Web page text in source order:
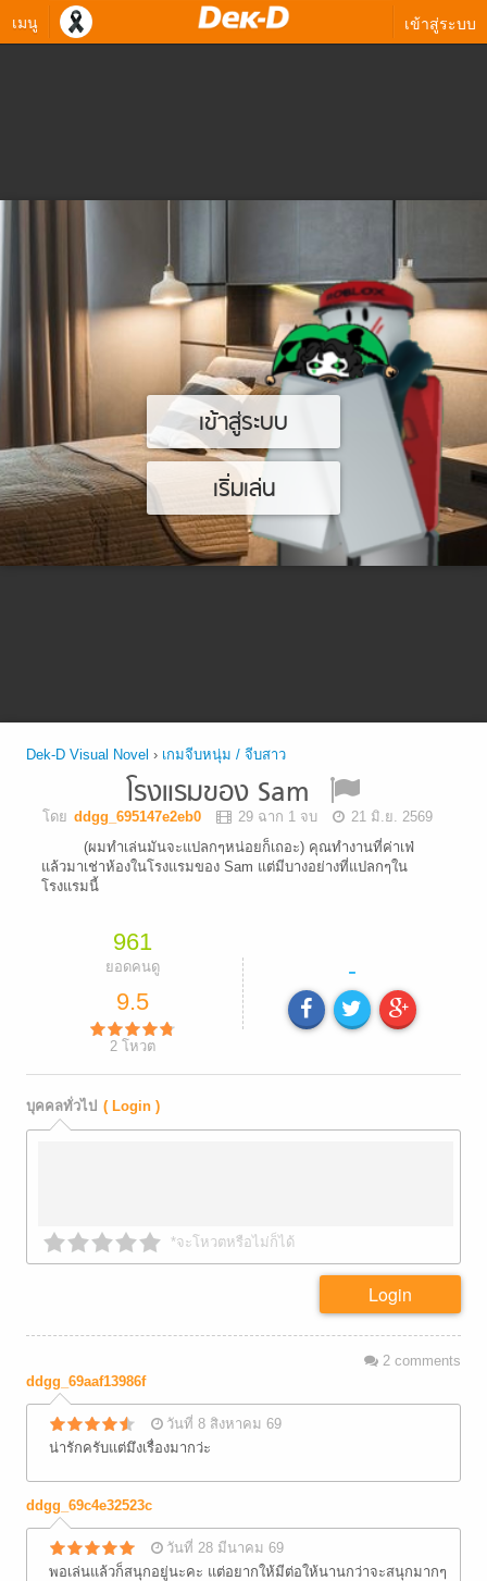
เมนู เข้าสู่ระบบ
เข้าสู่ระบบ
เริ่มเล่น
Dek-D Visual Novel › เกมจีบหนุ่ม / จีบสาว
โรงแรมของ Sam
โดย ddgg_695147e2eb0 29 ฉาก 1 จบ
21 มิ.ย. 2569
(ผมทำเล่นมันจะแปลกๆหน่อยก็เถอะ) คุณทำงานที่ค่าเฟ่
แล้วมาเช่าห้องในโรงแรมของ Sam แต่มีบางอย่างที่แปลกๆใน
โรงแรมนี้
961
ยอดคนดู
9.5
2โหวต
-
บุคคลทั่วไป ( Login )
*จะโหวตหรือไม่ก็ได้
Login
2comments
ddgg_69aaf13986f
วันที่ 8 สิงหาคม 69
น่ารักครับแต่มึงเรื่องมากว่ะ
ddgg_69c4e32523c
วันที่ 28 มีนาคม 69
พอเล่นแล้วก็สนุกอยู่นะคะ แต่อยากให้มีต่อให้นานกว่าจะสนุกมากๆ